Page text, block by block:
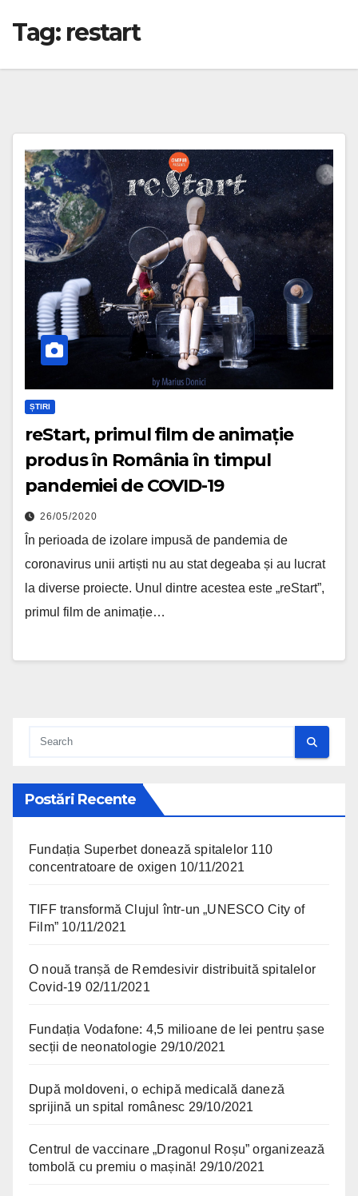
Tag: restart
ȘTIRI
reStart, primul film de animație
produs în România în timpul
pandemiei de COVID-19
26/05/2020
În perioada de izolare impusă de pandemia de
coronavirus unii artiști nu au stat degeaba și au lucrat
la diverse proiecte. Unul dintre acestea este „reStart”,
primul film de animație…
Postări Recente
Fundația Superbet donează spitalelor 110
concentratoare de oxigen 10/11/2021
TIFF transformă Clujul într-un „UNESCO City of
Film” 10/11/2021
O nouă tranșă de Remdesivir distribuită spitalelor
Covid-19 02/11/2021
Fundația Vodafone: 4,5 milioane de lei pentru șase
secții de neonatologie 29/10/2021
După moldoveni, o echipă medicală daneză
sprijină un spital românesc 29/10/2021
Centrul de vaccinare „Dragonul Roșu” organizează
tombolă cu premiu o mașină! 29/10/2021